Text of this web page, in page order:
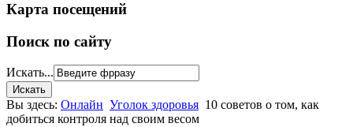
Карта посещений
Поиск по сайту
Искать...
Вы здесь: Онлайн Уголок здоровья 10 советов о том, как
добиться контроля над своим весом